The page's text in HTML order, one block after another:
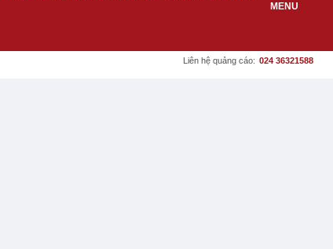
Liên hệ quảng cáo: 024 36321588